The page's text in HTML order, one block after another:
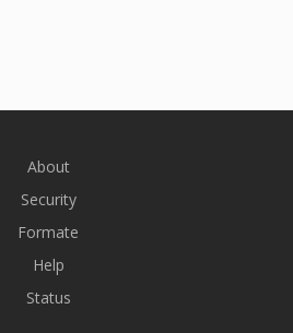
About
Security
Formate
Help
Status